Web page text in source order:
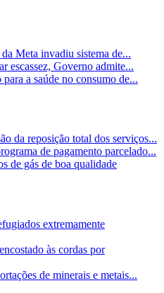
Meta invadiu sistema de...
escassez, Governo admite...
a saúde no consumo de...
da reposição total dos serviços...
de pagamento parcelado...
de gás de boa qualidade
extremamente
às cordas por
de minerais e metais...